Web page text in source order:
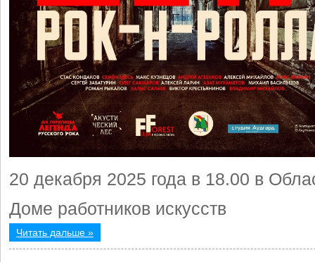
20 декабря 2025 года в 18.00 в
Доме работников искусств
Читать дальше »